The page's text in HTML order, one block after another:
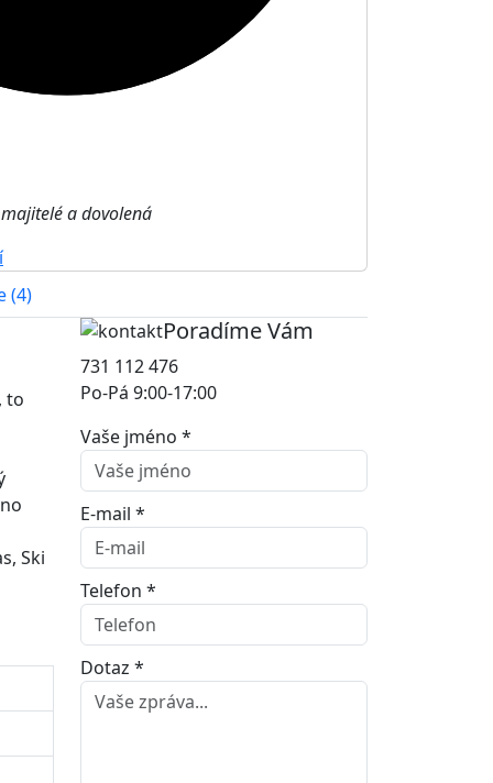
a dovolená
(4)
to
Ski
Poradíme Vám
731 112 476
Po-Pá 9:00-17:00
Vaše jméno *
E-mail *
Telefon *
Dotaz *